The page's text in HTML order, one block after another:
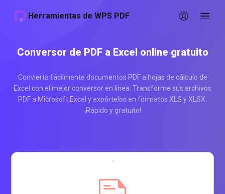
Conversor de PDF a Excel online gratuito
Convierta fácilmente documentos PDF a hojas de cálculo de
Excel con el mejor conversor en línea. Transforme sus archivos
PDF a Microsoft Excel y expórtelos en formatos XLS y XLSX.
¡Rápido y gratuito!
Herramientas de WPS PDF